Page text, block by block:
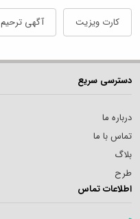
کارت ویزیت آگهی ترحیم
دسترسی سریع
درباره ما
تماس با ما
بلاگ
طرح
اطلاعات تماس